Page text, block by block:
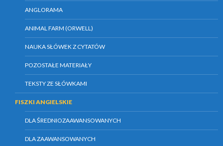
ANGLORAMA
ANIMAL FARM (ORWELL)
NAUKA SŁÓWEK Z CYTATÓW
POZOSTAŁE MATERIAŁY
TEKSTY ZE SŁÓWKAMI
FISZKI ANGIELSKIE
DLA ŚREDNIOZAAWANSOWANYCH
DLA ZAAWANSOWANYCH